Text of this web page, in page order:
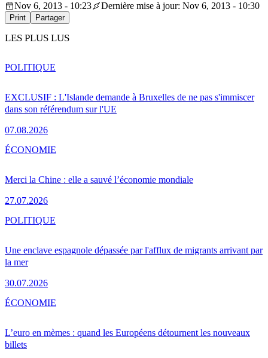
Nov 6, 2013 - 10:23
Dernière mise à jour: Nov 6, 2013 - 10:30
Print Partager
LES PLUS LUS
EXCLUSIF : L'Islande demande à Bruxelles de ne pas s'immiscer
dans son référendum sur l'UE
07.08.2026
POLITIQUE
Merci la Chine : elle a sauvé l’économie mondiale
27.07.2026
ÉCONOMIE
Une enclave espagnole dépassée par l'afflux de migrants arrivant par
la mer
30.07.2026
POLITIQUE
L’euro en mèmes : quand les Européens détournent les nouveaux
billets
ÉCONOMIE